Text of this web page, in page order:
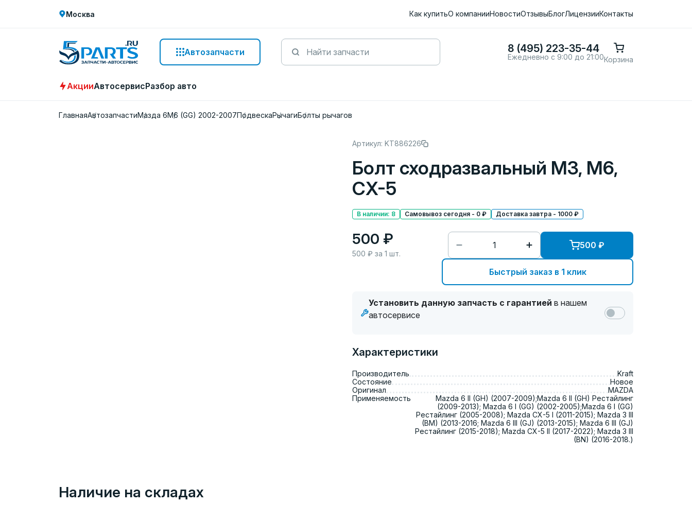
Москва Как купитьО компанииНовостиОтзывыБлогЛицензииКонтакты
Автозапчасти 8 (495) 223-35-44
Ежедневно с 9:00 до 21:00Корзина
АкцииАвтосервисРазбор авто
ГлавнаяАвтозапчастиМазда 6M6 (GG) 2002-2007ПодвескаРычагиБолты рычагов
Артикул: KT886226
Болт сходразвальный M3, M6,
CX-5
В наличии: 8 Самовывоз сегодня - 0 ₽ Доставка завтра - 1000 ₽
500 ₽
500 ₽ за 1 шт.
Быстрый заказ в 1 клик
500 ₽
Установить данную запчасть с гарантией в нашем
автосервисе
Характеристики
Производитель
Kraft
Состояние
Новое
Оригинал
MAZDA
Применяемость
Mazda 6 II (GH) (2007-2009);Mazda 6 II (GH) Рестайлинг
(2009-2013); Mazda 6 I (GG) (2002-2005);Mazda 6 I (GG)
Рестайлинг (2005-2008); Mazda CX-5 I (2011-2015); Mazda 3 III
(BM) (2013-2016; Mazda 6 III (GJ) (2013-2015); Mazda 6 III (GJ)
Рестайлинг (2015-2018); Mazda CX-5 II (2017-2022); Mazda 3 III
(BN) (2016-2018.)
Наличие на складах